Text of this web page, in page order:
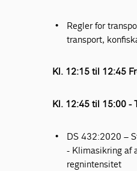
Regler for
transport,
Kl. 12:15 til 12:45
Kl. 12:45 til 15:00 -
DS 432:2020 –
- Klimasikring af
regnintensitet